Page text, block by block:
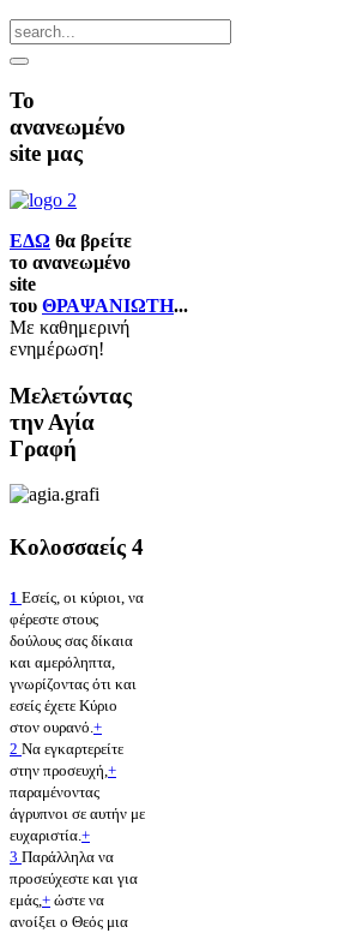
Το
ανανεωμένο
site μας
ΕΔΩ θα βρείτε
το ανανεωμένο
site
του ΘΡΑΨΑΝΙΩΤΗ...
Με καθημερινή
ενημέρωση!
Μελετώντας
την Αγία
Γραφή
Κολοσσαείς 4
1 Εσείς, οι κύριοι, να
φέρεστε στους
δούλους σας δίκαια
και αμερόληπτα,
γνωρίζοντας ότι και
εσείς έχετε Κύριο
στον ουρανό.+
2 Να εγκαρτερείτε
στην προσευχή,+
παραμένοντας
άγρυπνοι σε αυτήν με
ευχαριστία.+
3 Παράλληλα να
προσεύχεστε και για
εμάς,+ ώστε να
ανοίξει ο Θεός μια